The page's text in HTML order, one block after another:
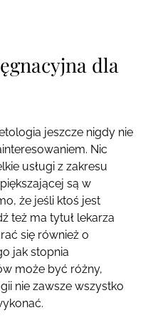
dla
jeszcze nigdy nie
Nic
usługi z zakresu
są w
że jeśli ktoś jest
też ma tytuł lekarza
się również o
jak stopnia
może być różny,
nie zawsze wszystko